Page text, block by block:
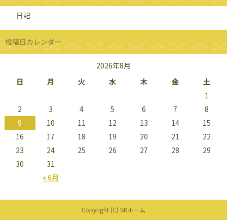
日記
投稿日カレンダー
2026年8月
日
月 火 水 木 金 土
« 6月
1
2
3 4 5 6 7
8
9
10 11 12 13 14
15
16
17 18 19 20 21
22
23
24 25 26 27 28
29
30
31
Copyright (C) SKホーム